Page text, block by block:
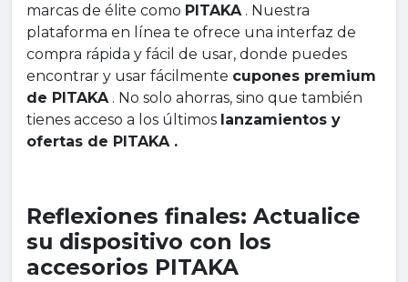
marcas de élite como PITAKA. Nuestra
plataforma en línea te ofrece una interfaz de
compra rápida y fácil de usar, donde puedes
encontrar y usar fácilmente cupones premium
de PITAKA. No solo ahorras, sino que también
tienes acceso a los últimos lanzamientos y
ofertas de PITAKA .
Reflexiones finales: Actualice
su dispositivo con los
accesorios PITAKA